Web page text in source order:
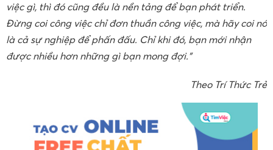
việc gì, thì đó cũng đều là nền tảng để bạn phát triển.
Đừng coi công việc chỉ đơn thuần công việc, mà hãy coi nó
là cả sự nghiệp để phấn đấu. Chỉ khi đó, bạn mới nhận
được nhiều hơn những gì bạn mong đợi.”
Theo Trí Thức Trẻ